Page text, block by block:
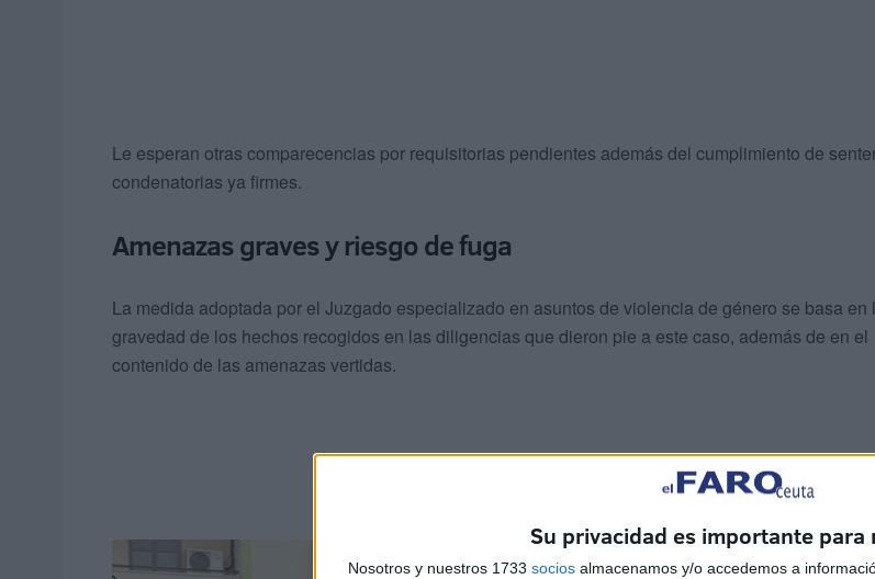
Su privacidad es importante para
Nosotros y nuestros 1733 socios almacenamos y/o accedemos a
Le esperan otras comparecencias por requisitorias pendientes además del cumplimiento de
condenatorias ya firmes.
Amenazas graves y riesgo de fuga
La medida adoptada por el Juzgado especializado en asuntos de violencia de género se basa en
gravedad de los hechos recogidos en las diligencias que dieron pie a este caso, además de en el
contenido de las amenazas vertidas.